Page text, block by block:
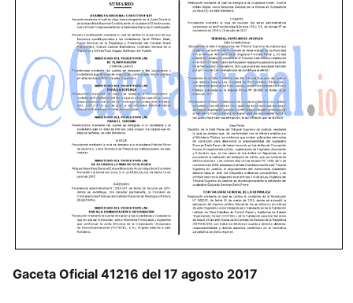
Gaceta Oficial 41216 del 17 agosto 2017